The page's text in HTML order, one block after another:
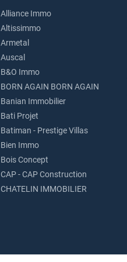
Alliance Immo
Altissimmo
Armetal
Auscal
B&O Immo
BORN AGAIN BORN AGAIN
Banian Immobilier
Bati Projet
Batiman - Prestige Villas
Bien Immo
Bois Concept
CAP - CAP Construction
CHATELIN IMMOBILIER